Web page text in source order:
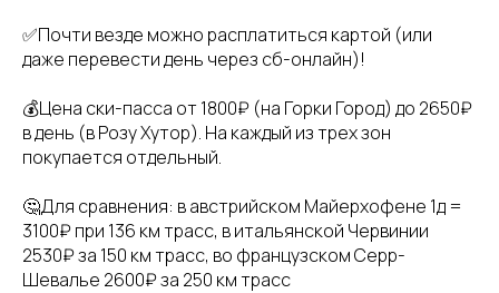
✅Почти везде можно расплатиться картой (или
даже перевести день через сб-онлайн)!
💰Цена ски-пасса от 1800₽ (на Горки Город) до 2650₽
в день (в Розу Хутор). На каждый из трех зон
покупается отдельный.
🤔Для сравнения: в австрийском Майерхофене 1д =
3100₽ при 136 км трасс, в итальянской Червинии
2530₽ за 150 км трасс, во французском Серр-
Шевалье 2600₽ за 250 км трасс